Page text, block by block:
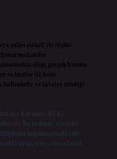
şahıs şirketi ile hiçbir
makaleler
olup, gerçek kurum
ve kişiler ile isim
halindedir ve tavsiye niteliği
Kurumu (BTK)
Bu nedenle, sitedeki
bulunmamaktadır.
olup, siteye üye olarak